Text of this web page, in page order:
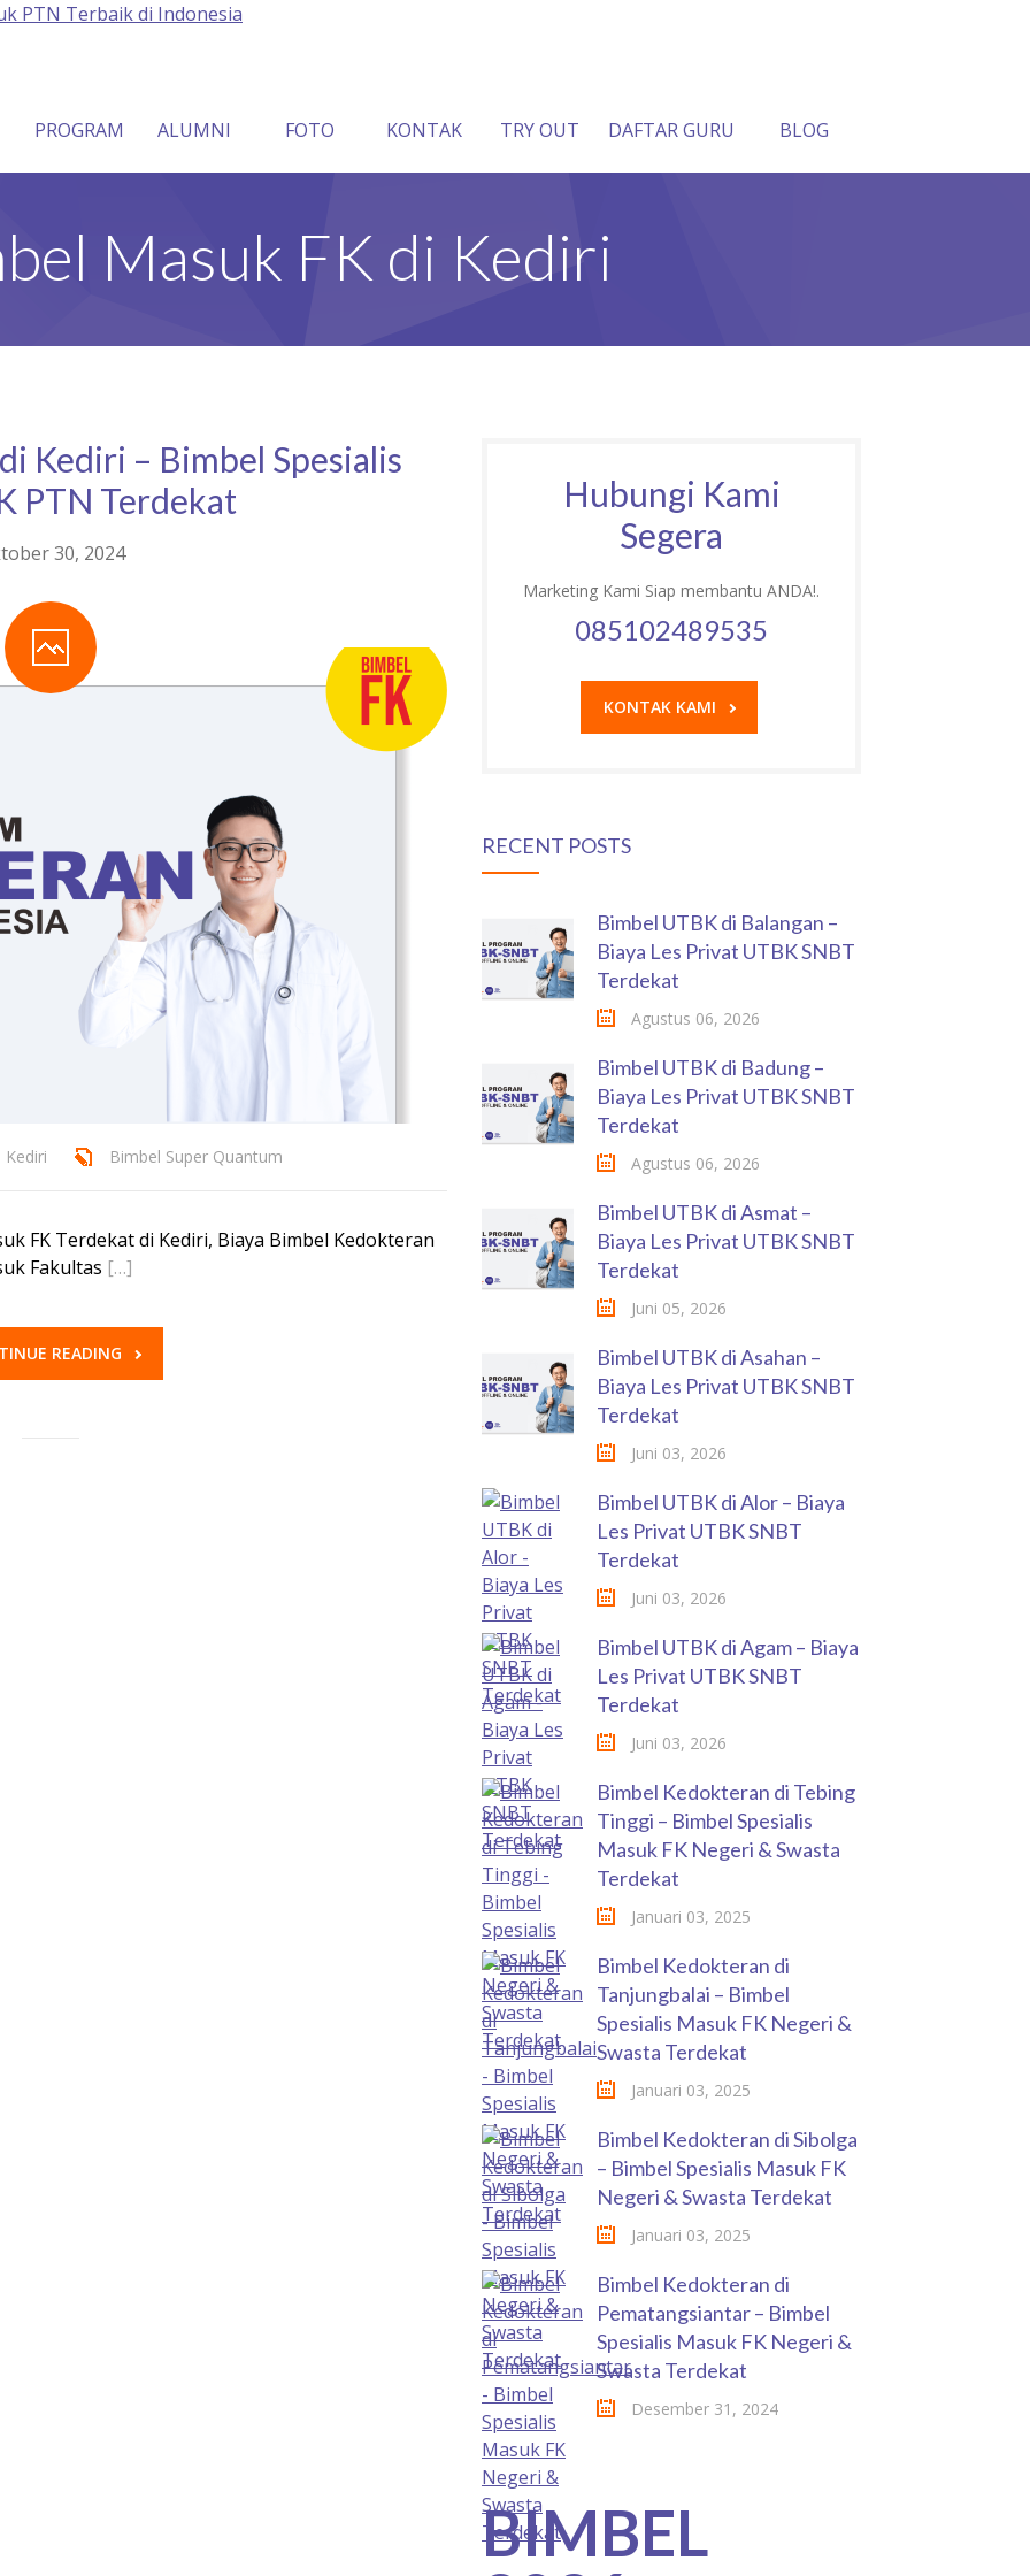
PROGRAM ALUMNI FOTO KONTAK TRY OUT DAFTAR GURU BLOG
Masuk FK di Kediri
Kediri – Bimbel Spesialis
PTN Terdekat
30, 2024
Bimbel Super Quantum
FK Terdekat di Kediri, Biaya Bimbel Kedokteran
Fakultas […]
READING
Hubungi Kami
Segera
Marketing Kami Siap membantu ANDA!.
085102489535
KONTAK KAMI
RECENT POSTS
Bimbel UTBK di Balangan –
Biaya Les Privat UTBK SNBT
Terdekat
Agustus 06, 2026
Bimbel UTBK di Badung –
Biaya Les Privat UTBK SNBT
Terdekat
Agustus 06, 2026
Bimbel UTBK di Asmat –
Biaya Les Privat UTBK SNBT
Terdekat
Juni 05, 2026
Bimbel UTBK di Asahan –
Biaya Les Privat UTBK SNBT
Terdekat
Juni 03, 2026
Bimbel UTBK di Alor – Biaya
Les Privat UTBK SNBT
Terdekat
Juni 03, 2026
Bimbel UTBK di Agam – Biaya
Les Privat UTBK SNBT
Terdekat
Juni 03, 2026
Bimbel Kedokteran di Tebing
Tinggi – Bimbel Spesialis
Masuk FK Negeri & Swasta
Terdekat
Januari 03, 2025
Bimbel Kedokteran di
Tanjungbalai – Bimbel
Spesialis Masuk FK Negeri &
Swasta Terdekat
Januari 03, 2025
Bimbel Kedokteran di Sibolga
– Bimbel Spesialis Masuk FK
Negeri & Swasta Terdekat
Januari 03, 2025
Bimbel Kedokteran di
Pematangsiantar – Bimbel
Spesialis Masuk FK Negeri &
Swasta Terdekat
Desember 31, 2024
BIMBEL